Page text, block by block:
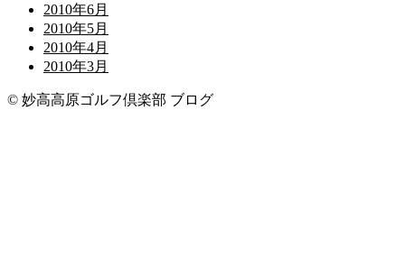
2010年6月
2010年5月
2010年4月
2010年3月
© 妙高高原ゴルフ倶楽部 ブログ